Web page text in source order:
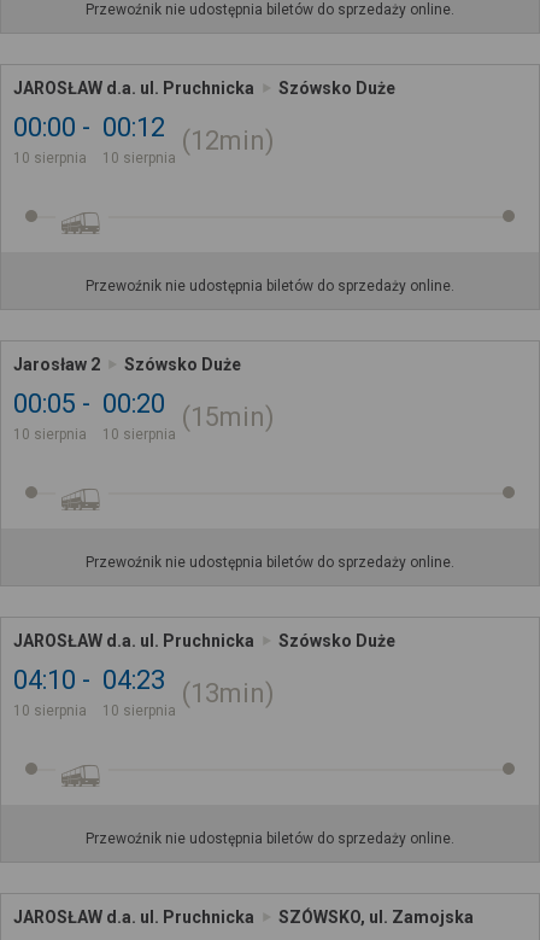
Przewoźnik nie udostępnia biletów do sprzedaży online.
JAROSŁAW d.a. ul. Pruchnicka Szówsko Duże
00:00
10 sierpnia
00:12
10 sierpnia
12min
Przewoźnik nie udostępnia biletów do sprzedaży online.
Jarosław 2 Szówsko Duże
00:05
10 sierpnia
00:20
10 sierpnia
15min
Przewoźnik nie udostępnia biletów do sprzedaży online.
JAROSŁAW d.a. ul. Pruchnicka Szówsko Duże
04:10
10 sierpnia
04:23
10 sierpnia
13min
Przewoźnik nie udostępnia biletów do sprzedaży online.
JAROSŁAW d.a. ul. Pruchnicka SZÓWSKO, ul. Zamojska